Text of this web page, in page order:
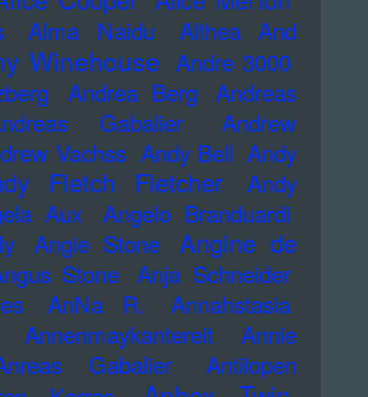
Alma Naidu
Althea And
Winehouse Andre 3000
Andrea Berg
Andreas
Gabalier
Andrew
Vachss Andy Bell Andy
Fletch Fletcher
Andy
Aux
Angelo Branduardi
Angie Stone
Angine de
Stone Anja Schneider
AnNa R.
Annahstasia
Annenmaykantereit
Annie
Gabalier
Antilopen